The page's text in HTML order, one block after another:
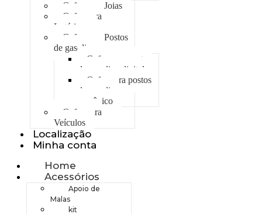
Cofre para Joias
Cofre para
Lotéricas
Cofre para Postos
de gasolina
Cofre para postos
de gasolina digital
Cofre para postos
de gasolina
mecânico
Cofre para
Veículos
Localização
Minha conta
Home
Acessórios
Apoio de
Malas
kit